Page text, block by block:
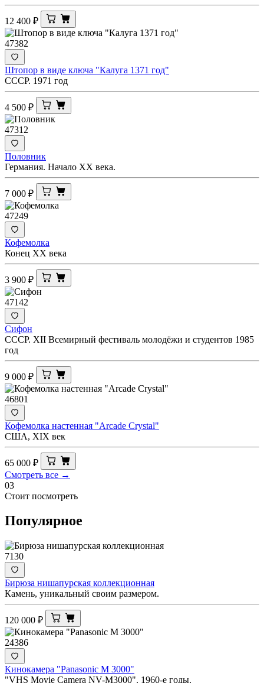
12 400 ₽
47382
Штопор в виде ключа "Калуга 1371 год"
СССР. 1971 год
4 500 ₽
47312
Половник
Германия. Начало ХХ века.
7 000 ₽
47249
Кофемолка
Конец ХХ века
3 900 ₽
47142
Сифон
СССР. XII Всемирный фестиваль молодёжи и студентов 1985
год
9 000 ₽
46801
Кофемолка настенная "Arcade Crystal"
США, XIX век
65 000 ₽
Смотреть все →
03
Стоит посмотреть
Популярное
7130
Бирюза нишапурская коллекционная
Камень, уникальный своим размером.
120 000 ₽
24386
Кинокамера "Panasonic M 3000"
"VHS Movie Camera NV-M3000". 1960-е годы.